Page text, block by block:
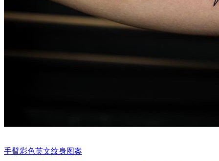
手臂彩色英文纹身图案